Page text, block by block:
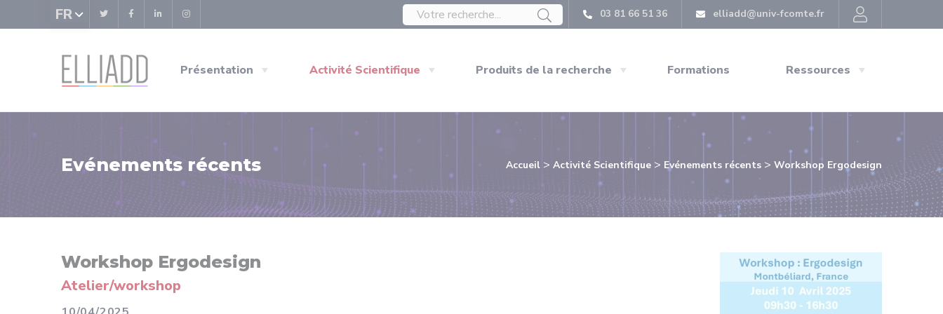
03 81 66 51 36 elliadd@univ-fcomte.fr
Présentation Activité Scientifique Produits de la recherche Formations Ressources
FR
Evénements récents Accueil > Activité Scientifique > Evénements récents > Workshop Ergodesign
Workshop Ergodesign
Atelier/workshop
Panneau de gestion des cookies